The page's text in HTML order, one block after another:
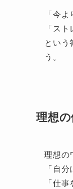
「今
「ス
という
う。
理想
理想の
「自
「仕